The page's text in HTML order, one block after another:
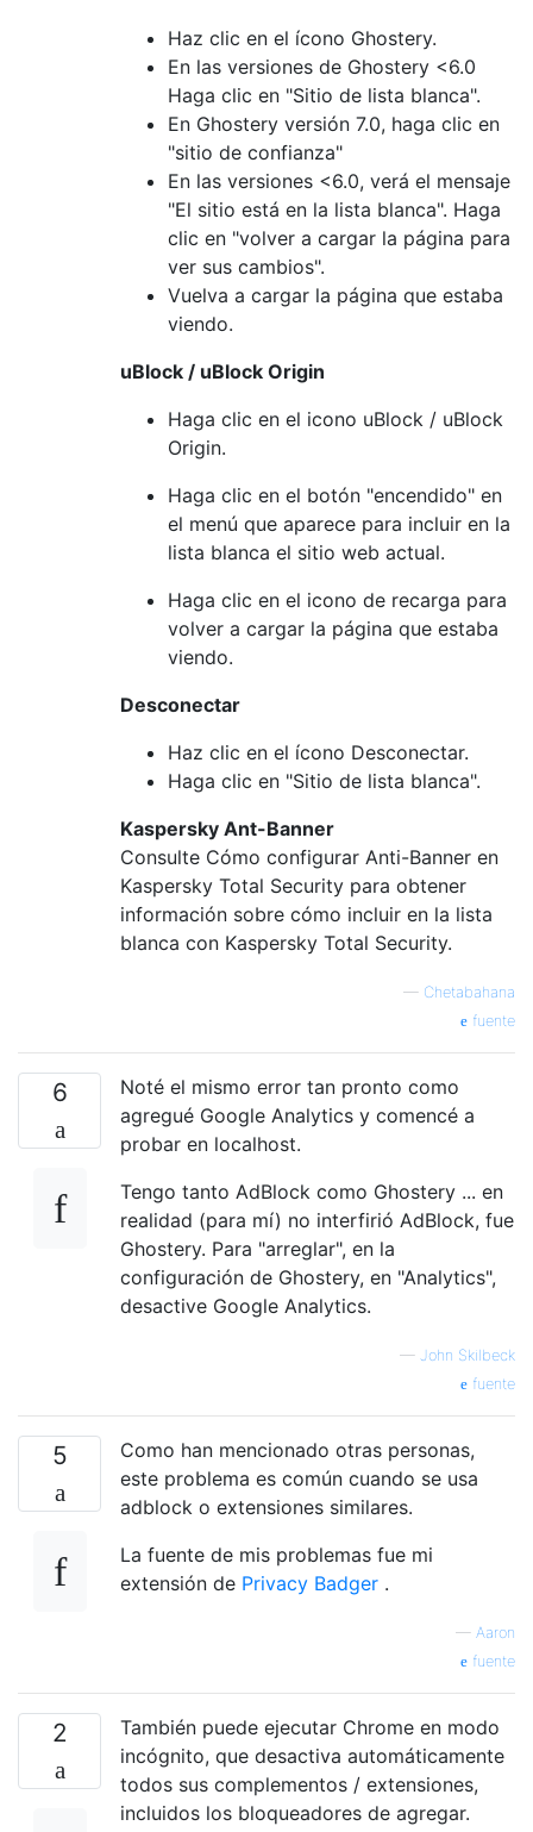
Haz clic en el ícono Ghostery.
En las versiones de Ghostery <6.0
Haga clic en "Sitio de lista blanca".
En Ghostery versión 7.0, haga clic en
"sitio de confianza"
En las versiones <6.0, verá el mensaje
"El sitio está en la lista blanca". Haga
clic en "volver a cargar la página para
ver sus cambios".
Vuelva a cargar la página que estaba
viendo.
uBlock / uBlock Origin
Haga clic en el icono uBlock / uBlock
Origin.
Haga clic en el botón "encendido" en
el menú que aparece para incluir en la
lista blanca el sitio web actual.
Haga clic en el icono de recarga para
volver a cargar la página que estaba
viendo.
Desconectar
Haz clic en el ícono Desconectar.
Haga clic en "Sitio de lista blanca".
Kaspersky Ant-Banner
Consulte Cómo configurar Anti-Banner en
Kaspersky Total Security para obtener
información sobre cómo incluir en la lista
blanca con Kaspersky Total Security.
— Chetabahana
fuente
6
Noté el mismo error tan pronto como
agregué Google Analytics y comencé a
probar en localhost.
Tengo tanto AdBlock como Ghostery ... en
realidad (para mí) no interfirió AdBlock, fue
Ghostery. Para "arreglar", en la
configuración de Ghostery, en "Analytics",
desactive Google Analytics.
— John Skilbeck
fuente
5
Como han mencionado otras personas,
este problema es común cuando se usa
adblock o extensiones similares.
La fuente de mis problemas fue mi
extensión de Privacy Badger .
— Aaron
fuente
2
También puede ejecutar Chrome en modo
incógnito, que desactiva automáticamente
todos sus complementos / extensiones,
incluidos los bloqueadores de agregar.